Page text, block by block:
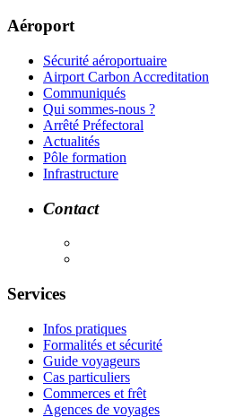
Aéroport
Sécurité aéroportuaire
Airport Carbon Accreditation
Communiqués
Qui sommes-nous ?
Arrêté Préfectoral
Actualités
Pôle formation
Infrastructure
Contact
Services
Infos pratiques
Formalités et sécurité
Guide voyageurs
Cas particuliers
Commerces et frêt
Agences de voyages